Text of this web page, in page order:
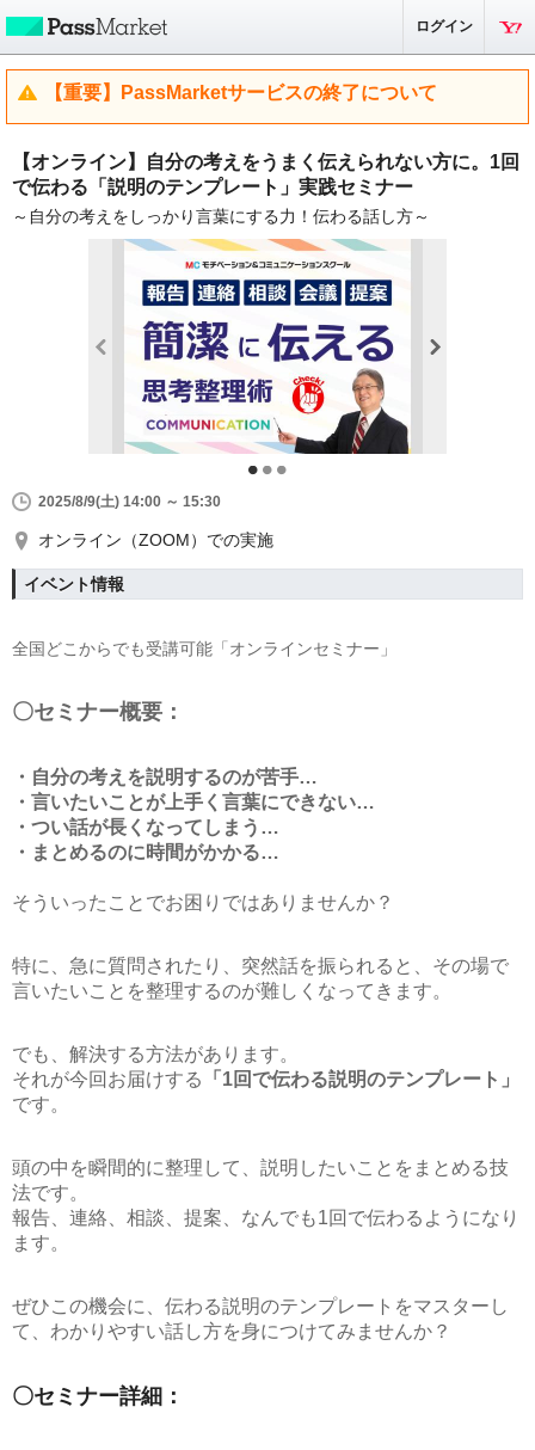
ログイン
【重要】PassMarketサービスの終了について
【オンライン】自分の考えをうまく伝えられない方に。1回
で伝わる「説明のテンプレート」実践セミナー
～自分の考えをしっかり言葉にする力！伝わる話し方～
2025/8/9(土) 14:00 ～ 15:30
オンライン（ZOOM）での実施
イベント情報
全国どこからでも受講可能「オンラインセミナー」
〇セミナー概要：
・自分の考えを説明するのが苦手…
・言いたいことが上手く言葉にできない…
・つい話が長くなってしまう…
・まとめるのに時間がかかる…
そういったことでお困りではありませんか？
特に、急に質問されたり、突然話を振られると、その場で
言いたいことを整理するのが難しくなってきます。
でも、解決する方法があります。
それが今回お届けする
「1回で伝わる説明のテンプレート」
です。
頭の中を瞬間的に整理して、説明したいことをまとめる技
法です。
報告、連絡、相談、提案、なんでも1回で伝わるようになり
ます。
ぜひこの機会に、伝わる説明のテンプレートをマスターし
て、わかりやすい話し方を身につけてみませんか？
〇セミナー詳細：